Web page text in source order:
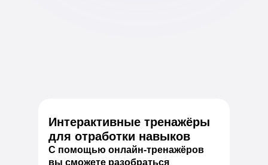
Интерактивные тренажёры
для отработки навыков
С помощью онлайн-тренажёров
вы сможете разобраться